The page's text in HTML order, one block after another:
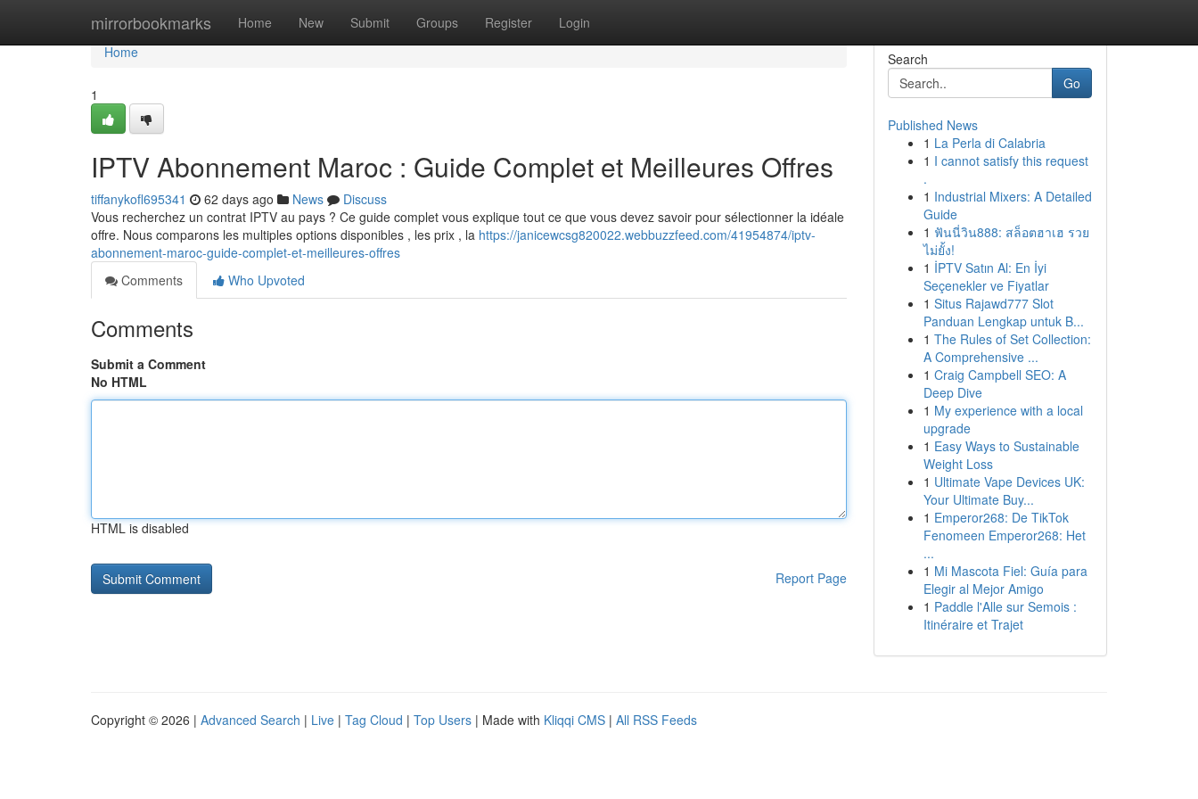
mirrorbookmarks Home New Submit Groups Register Login
Home
Home
1
IPTV Abonnement Maroc : Guide Complet et Meilleures Offres
tiffanykofl695341 62 days ago News
Discuss
Vous recherchez un contrat IPTV au pays ? Ce guide complet vous explique tout ce que vous devez savoir pour sélectionner la idéale
offre. Nous comparons les multiples options disponibles , les prix , la https://janicewcsg820022.webbuzzfeed.com/41954874/iptv-
abonnement-maroc-guide-complet-et-meilleures-offres
Comments
Who Upvoted
Comments
Submit a Comment
No HTML
HTML is disabled
Report Page
Search
Go
Published News
1 La Perla di Calabria
1 I cannot satisfy this request
.
1 Industrial Mixers: A Detailed
Guide
1 ฟันนี่วิน888: สล็อตฮาเฮ รวย
ไม่ยั้ง!
1 İPTV Satın Al: En İyi
Seçenekler ve Fiyatlar
1 Situs Rajawd777 Slot
Panduan Lengkap untuk B...
1 The Rules of Set Collection:
A Comprehensive ...
1 Craig Campbell SEO: A
Deep Dive
1 My experience with a local
upgrade
1 Easy Ways to Sustainable
Weight Loss
1 Ultimate Vape Devices UK:
Your Ultimate Buy...
1 Emperor268: De TikTok
Fenomeen Emperor268: Het
...
1 Mi Mascota Fiel: Guía para
Elegir al Mejor Amigo
1 Paddle l'Alle sur Semois :
Itinéraire et Trajet
Copyright © 2026 | Advanced Search | Live | Tag Cloud | Top Users | Made with Kliqqi CMS | All RSS Feeds